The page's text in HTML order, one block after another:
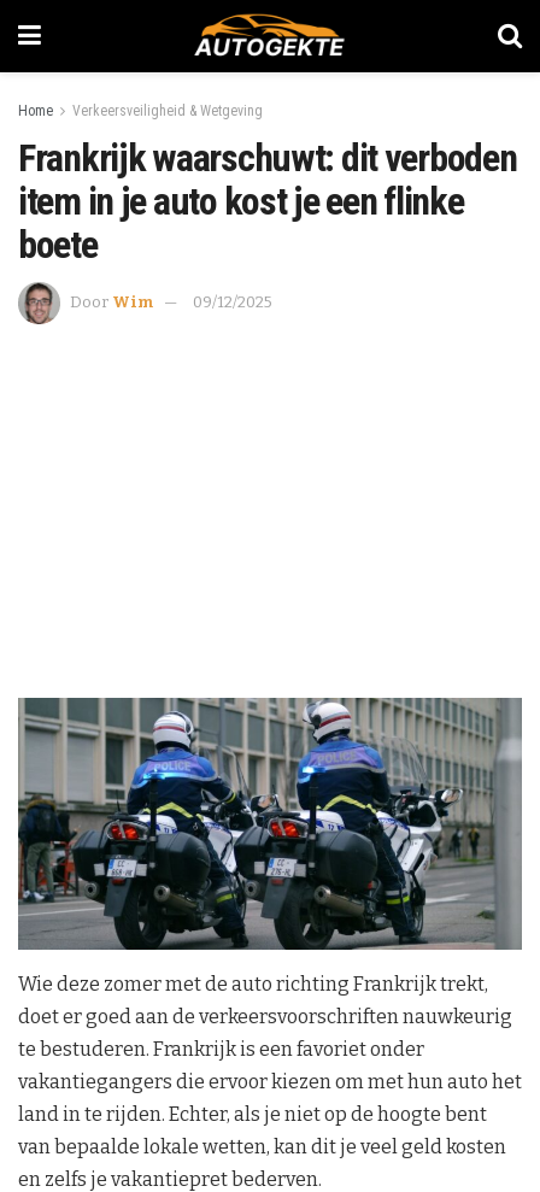
Home Verkeersveiligheid & Wetgeving
Frankrijk waarschuwt: dit verboden
item in je auto kost je een flinke
boete
Door Wim 09/12/2025
Wie deze zomer met de auto richting Frankrijk trekt,
doet er goed aan de verkeersvoorschriften nauwkeurig
te bestuderen. Frankrijk is een favoriet onder
vakantiegangers die ervoor kiezen om met hun auto het
land in te rijden. Echter, als je niet op de hoogte bent
van bepaalde lokale wetten, kan dit je veel geld kosten
en zelfs je vakantiepret bederven.